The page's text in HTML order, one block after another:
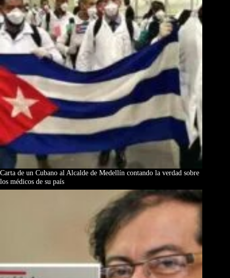
Carta de un Cubano al Alcalde de Medellín contando la verdad sobre
los médicos de su país